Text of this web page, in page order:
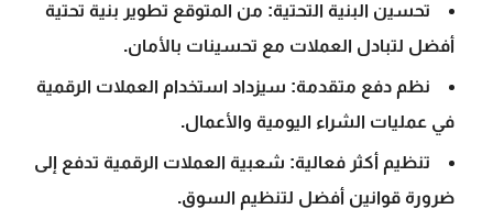
تحسين البنية التحتية: من المتوقع تطوير بنية تحتية
أفضل لتبادل العملات مع تحسينات بالأمان.
نظم دفع متقدمة: سيزداد استخدام العملات الرقمية
في عمليات الشراء اليومية والأعمال.
تنظيم أكثر فعالية: شعبية العملات الرقمية تدفع إلى
ضرورة قوانين أفضل لتنظيم السوق.